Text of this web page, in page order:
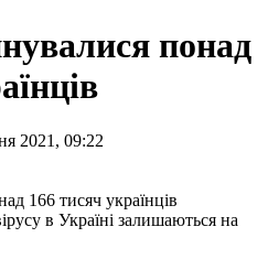
понад
2021, 09:22
в Україні залишаються на